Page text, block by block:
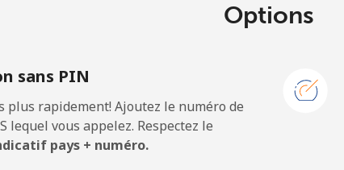
Options
sans PIN
plus rapidement! Ajoutez le numéro de
lequel vous appelez. Respectez le
pays + numéro.